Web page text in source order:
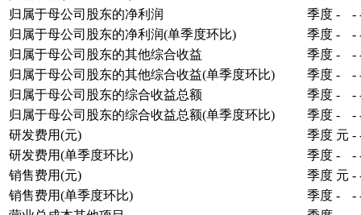
归属于母公司股东的净利润
季度 - -
归属于母公司股东的净利润(单季度环比)
季度 - -
归属于母公司股东的其他综合收益
季度 - -
归属于母公司股东的其他综合收益(单季度环比)
季度 - -
归属于母公司股东的综合收益总额
季度 - -
归属于母公司股东的综合收益总额(单季度环比)
季度 - -
研发费用(元)
季度 元 -
研发费用(单季度环比)
季度 - -
销售费用(元)
季度 元 -
销售费用(单季度环比)
季度 - -